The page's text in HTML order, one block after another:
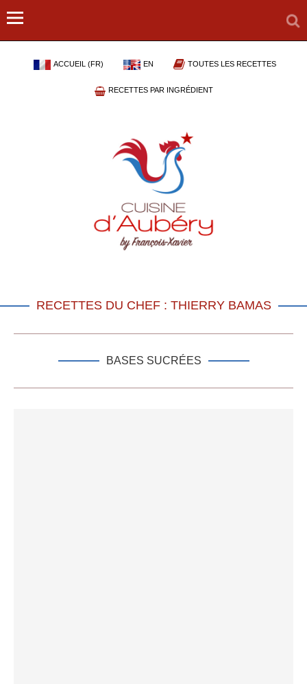
ACCUEIL (FR) EN TOUTES LES RECETTES
RECETTES PAR INGRÉDIENT
RECETTES DU CHEF : THIERRY BAMAS
BASES SUCRÉES